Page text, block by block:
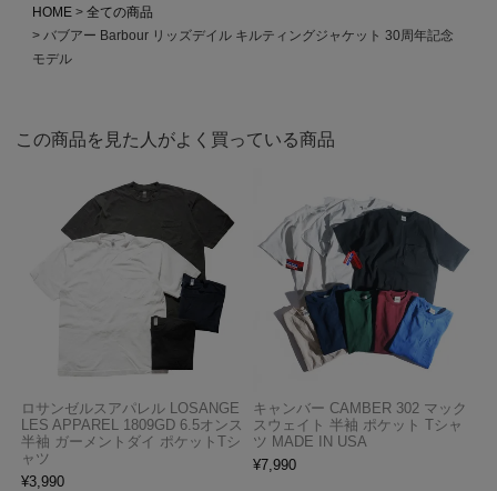
HOME
全ての商品
バブアー Barbour リッズデイル キルティングジャケット 30周年記念
モデル
この商品を見た人がよく買っている商品
ロサンゼルスアパレル LOSANGE
LES APPAREL 1809GD 6.5オンス
半袖 ガーメントダイ ポケットTシ
ャツ
¥3,990
キャンバー CAMBER 302 マック
スウェイト 半袖 ポケット Tシャ
ツ MADE IN USA
¥7,990